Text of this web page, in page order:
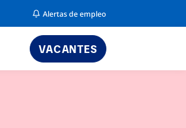
Alertas de empleo
VACANTES